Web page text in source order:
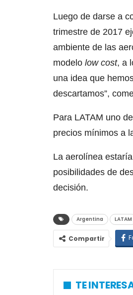
Luego de darse a
trimestre de 2017
ambiente de las
modelo low cost, a
una idea que
descartamos”,
Para LATAM uno
precios mínimos a
La aerolínea
posibilidades de
decisión.
Argentina LATAM
Compartir
TE